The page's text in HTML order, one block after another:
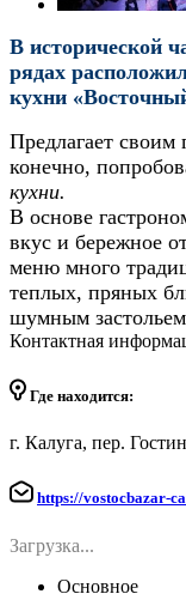
В исторической
рядах
кухни
Предлагает своим
конечно,
кухни.
В основе
вкус и бережное
меню много
теплых, пряных
шумным
Контактная
Где находится:
г. Калуга, пер.
https://vostocbazar-
Загрузка...
Основное